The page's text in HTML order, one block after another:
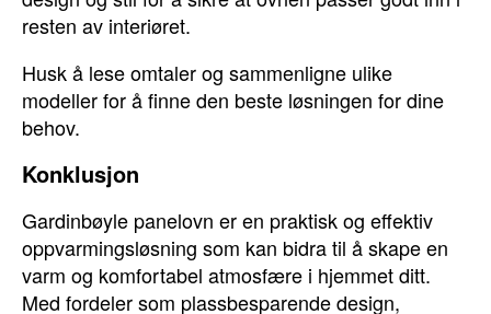
resten av interiøret.
Husk å lese omtaler og sammenligne ulike
modeller for å finne den beste løsningen for dine
behov.
Konklusjon
Gardinbøyle panelovn er en praktisk og effektiv
oppvarmingsløsning som kan bidra til å skape en
varm og komfortabel atmosfære i hjemmet ditt.
Med fordeler som plassbesparende design,